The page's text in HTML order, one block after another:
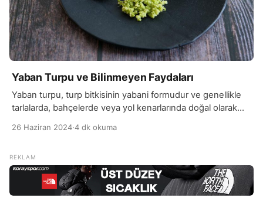
Yaban Turpu ve Bilinmeyen Faydaları
Yaban turpu, turp bitkisinin yabani formudur ve genellikle
tarlalarda, bahçelerde veya yol kenarlarında doğal olarak
büyüyebilen, çiçeklenen ve tohum veren bir yıllık bitkidir.
büyük ve tırtıklı kenarlıdır. Çiçekleri, beyaz veya mor renkte
olup, çiçeklenme döneminde bitkinin üzerinde göze […]
26 Haziran 2024·4 dk okuma